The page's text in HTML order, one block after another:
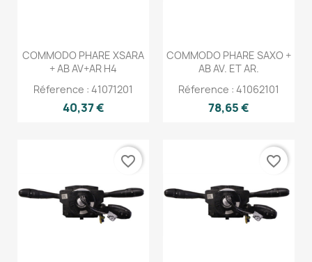
COMMODO PHARE XSARA
+ AB AV+AR H4
Réference : 41071201
40,37 €
COMMODO PHARE SAXO +
AB AV. ET AR.
Réference : 41062101
78,65 €
favorite_border favorite_border